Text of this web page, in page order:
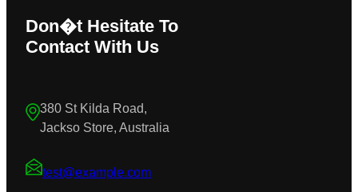
Don�t Hesitate To
Contact With Us
380 St Kilda Road,
Jackso Store, Australia
test@example.com